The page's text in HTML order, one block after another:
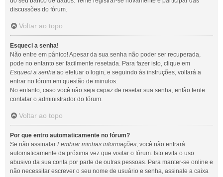
discussões do fórum.
Voltar ao topo
Esqueci a senha!
Não entre em pânico! Apesar da sua senha não poder ser recuperada,
pode no entanto ser facilmente resetada. Para fazer isto, clique em
Esqueci a senha ao efetuar o login, e seguindo às instruções, voltará a
entrar no fórum em questão de minutos.
No entanto, caso você não seja capaz de resetar sua senha, então tente
contatar o administrador do fórum.
Voltar ao topo
Por que entro automaticamente no fórum?
Se não assinalar Lembrar minhas informações, você não entrará
automaticamente da próxima vez que visitar o fórum. Isto evita o uso
abusivo da sua conta por parte de outras pessoas. Para manter-se online e
não necessitar escrever o seu nome de usuário e senha, assinale a caixa